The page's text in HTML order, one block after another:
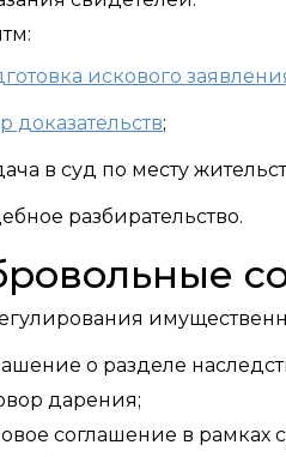
искового
доказательств;
в суд по месту
разбирательство.
о разделе
дарения;
соглашение в рамках